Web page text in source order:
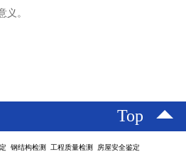
义。
Top
钢结构检测 工程质量检测 房屋安全鉴定